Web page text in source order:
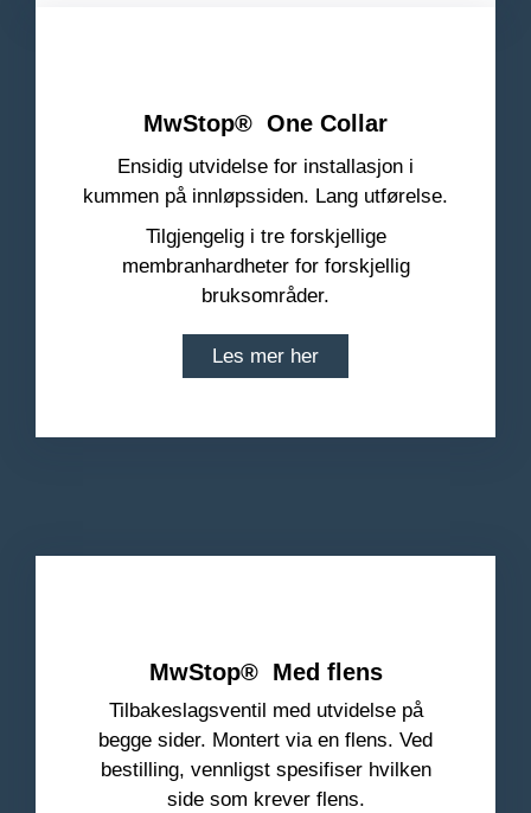
MwStop® One Collar
Ensidig utvidelse for installasjon i
kummen på innløpssiden. Lang utførelse.
Tilgjengelig i tre forskjellige
membranhardheter for forskjellig
bruksområder.
Les mer her
MwStop® Med flens
Tilbakeslagsventil med utvidelse på
begge sider. Montert via en flens. Ved
bestilling, vennligst spesifiser hvilken
side som krever flens.